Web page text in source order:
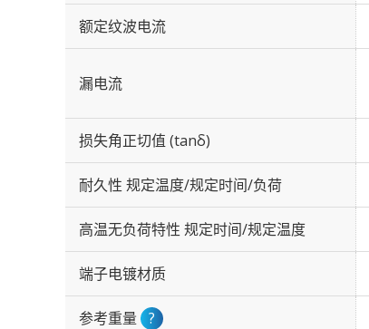
额定纹波电流
漏电流
损失角正切值 (tanδ)
耐久性 规定温度/规定时间/负荷
高温无负荷特性 规定时间/规定温度
端子电镀材质
参考重量 ?